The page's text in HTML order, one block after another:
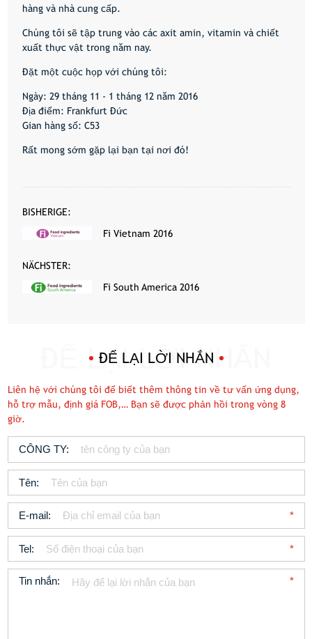
hàng và nhà cung cấp.
Chúng tôi sẽ tập trung vào các axit amin, vitamin và chiết
xuất thực vật trong năm nay.
Đặt một cuộc họp với chúng tôi:
Ngày: 29 tháng 11 - 1 tháng 12 năm 2016
Địa điểm: Frankfurt Đức
Gian hàng số: C53
Rất mong sớm gặp lại bạn tại nơi đó!
BISHERIGE:
Fi Vietnam 2016
NÄCHSTER:
Fi South America 2016
ĐỂ LẠI LỜI NHẮN
Liên hệ với chúng tôi để biết thêm thông tin về tư vấn ứng dụng,
hỗ trợ mẫu, định giá FOB,… Bạn sẽ được phản hồi trong vòng 8
giờ.